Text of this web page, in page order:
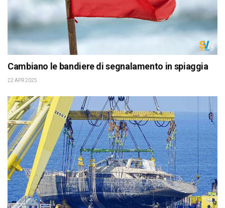
Cambiano le bandiere di segnalamento in spiaggia
22 APR 2025